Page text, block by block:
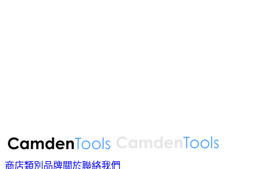
商店類別 品牌關於聯絡我們